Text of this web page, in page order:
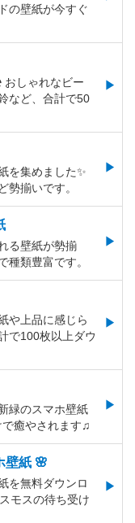
の壁紙が今すぐ
しゃれなビー
など、合計で50
を集めました✨
勢揃いです。
る壁紙が勢揃
種類豊富です。
や上品に感じら
で100枚以上ダウ
緑のスマホ壁紙
で癒やされます♫
壁紙 🌸
を無料ダウンロ
モスの待ち受け